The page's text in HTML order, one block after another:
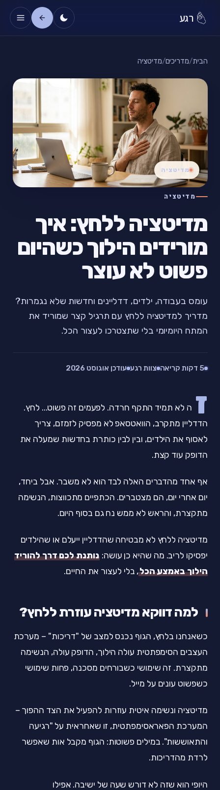
רגע
הבית/מדריכים/מדיטציה
מדיטציה
מדיטציה ללחץ: איך
מורידים הילוך כשהיום
פשוט לא עוצר
עומס בעבודה, ילדים, דדליינים וחדשות שלא נגמרות?
מדריך למדיטציה ללחץ עם תרגיל קצר שמוריד את
המתח היומיומי בלי שתצטרכו לעצור הכל.
5 דקות קריאה צוות רגע עודכן אוגוסט 2026
מדיטציה
ז ה לא תמיד התקף חרדה. לפעמים זה פשוט... לחץ.
הדדליין מתקרב, הוואטסאפ לא מפסיק לזמזם, צריך
לאסוף את הילדים, ובין לבין כותרת בחדשות שמעלה את
הדופק עוד קצת.
אף אחד מהדברים האלה לבד הוא לא משבר. אבל ביחד,
יום אחרי יום, הם מצטברים. הכתפיים מתכווצות, הנשימה
מתקצרת, והראש לא ממש נח גם בסוף היום.
מדיטציה ללחץ לא מבטיחה שהדדליין ייעלם או שהילדים
יפסיקו לריב. מה שהיא כן עושה: נותנת לכם דרך להוריד
הילוך באמצע הכל, בלי לעצור את החיים.
למה דווקא מדיטציה עוזרת ללחץ?
כשאנחנו בלחץ, הגוף נכנס למצב של "דריכות" – מערכת
העצבים הסימפתטית עולה הילוך, הדופק עולה, הנשימה
מתקצרת. זה שימושי כשבורחים מסכנה, פחות שימושי
כשפשוט עונים על מייל.
מדיטציה ונשימה איטית עוזרות להפעיל את הצד ההפוך –
המערכת הפאראסימפתטית, זו שאחראית על "רגיעה
והתאוששות". במילים פשוטות: הגוף מקבל אות שאפשר
לרדת מהדריכות.
היופי הוא שזה לא דורש שעה של ישיבה. אפילו